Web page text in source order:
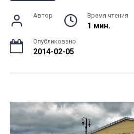
Автор Время чтения
1 мин.
Опубликовано
2014-02-05